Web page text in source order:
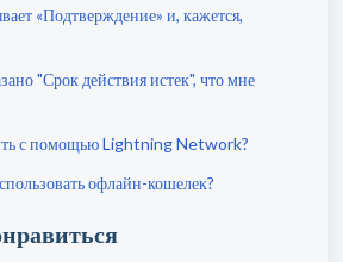
«Подтверждение» и, кажется,
"Срок действия истек", что мне
с помощью Lightning Network?
офлайн-кошелек?